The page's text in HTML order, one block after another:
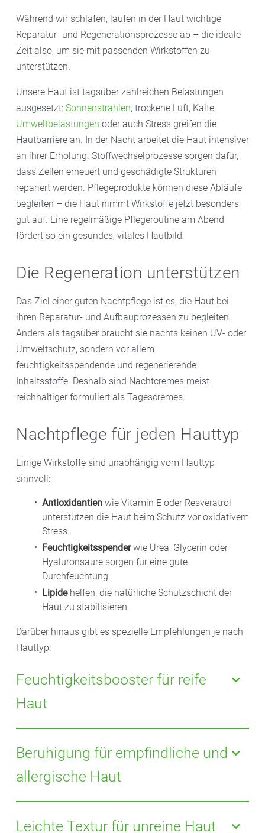
Während wir schlafen, laufen in der Haut wichtige
Reparatur- und Regenerationsprozesse ab – die ideale
Zeit also, um sie mit passenden Wirkstoffen zu
unterstützen.
Unsere Haut ist tagsüber zahlreichen Belastungen
ausgesetzt: Sonnenstrahlen, trockene Luft, Kälte,
Umweltbelastungen oder auch Stress greifen die
Hautbarriere an. In der Nacht arbeitet die Haut intensiver
an ihrer Erholung. Stoffwechselprozesse sorgen dafür,
dass Zellen erneuert und geschädigte Strukturen
repariert werden. Pflegeprodukte können diese Abläufe
begleiten – die Haut nimmt Wirkstoffe jetzt besonders
gut auf. Eine regelmäßige Pflegeroutine am Abend
fördert so ein gesundes, vitales Hautbild.
Die Regeneration unterstützen
Das Ziel einer guten Nachtpflege ist es, die Haut bei
ihren Reparatur- und Aufbauprozessen zu begleiten.
Anders als tagsüber braucht sie nachts keinen UV- oder
Umweltschutz, sondern vor allem
feuchtigkeitsspendende und regenerierende
Inhaltsstoffe. Deshalb sind Nachtcremes meist
reichhaltiger formuliert als Tagescremes.
Nachtpflege für jeden Hauttyp
Einige Wirkstoffe sind unabhängig vom Hauttyp
sinnvoll:
Antioxidantien wie Vitamin E oder Resveratrol
unterstützen die Haut beim Schutz vor oxidativem
Stress.
Feuchtigkeitsspenderwie Urea, Glycerin oder
Hyaluronsäure sorgen für eine gute
Durchfeuchtung.
Lipidehelfen, die natürliche Schutzschicht der
Haut zu stabilisieren.
Darüber hinaus gibt es spezielle Empfehlungen je nach
Hauttyp:
Feuchtigkeitsbooster für reife
Haut
Beireifer Hautoder wenn zusätzlich eine Anti-Aging-
Wirkung gewünscht ist, eignen sich Produkte mit
Wirkstoffen wie
Retinol
, Coenzym Q10 oder
Algenextrakten. Sie unterstützen die Zellerneuerung,
gemildert werden. Retinol sollte jedoch schrittweise
Beruhigung für empfindliche und
allergische Haut
Wer zu Hautreizungen oder Allergien neigt, sollte
Cremes ohne Alkohol und Duftstoffe bevorzugen. In
Leichte Textur für unreine Haut